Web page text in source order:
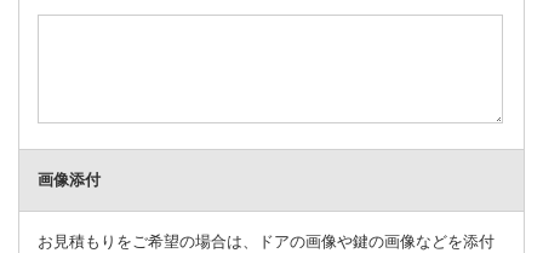
画像添付
お見積もりをご希望の場合は、ドアの画像や鍵の画像などを添付